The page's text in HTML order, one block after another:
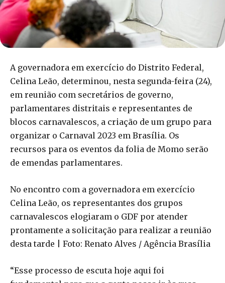
A governadora em exercício do Distrito Federal,
Celina Leão, determinou, nesta segunda-feira (24),
em reunião com secretários de governo,
parlamentares distritais e representantes de
blocos carnavalescos, a criação de um grupo para
organizar o Carnaval 2023 em Brasília. Os
recursos para os eventos da folia de Momo serão
de emendas parlamentares.
No encontro com a governadora em exercício
Celina Leão, os representantes dos grupos
carnavalescos elogiaram o GDF por atender
prontamente a solicitação para realizar a reunião
desta tarde | Foto: Renato Alves / Agência Brasília
“Esse processo de escuta hoje aqui foi